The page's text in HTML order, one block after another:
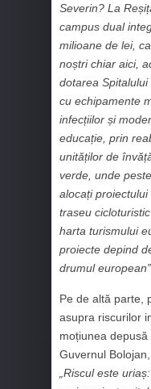
Severin? La
campus dual
milioane de lei,
noștri chiar aici,
dotarea
cu echipamente
infecțiilor și
educație, prin
unităților de
verde, unde
alocați
traseu
harta turismului
proiecte depind
drumul european”,
Pe de altă parte,
asupra riscurilor
moțiunea
Guvernul
„Riscul este